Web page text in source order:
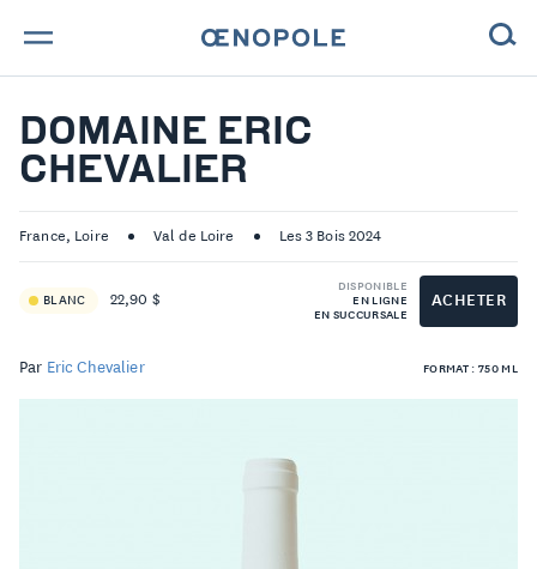
TROUVE TA BOUTEILLE !
NOS ENGAGEMENTS
MAGAZINE
NOS VINS
DOMAINE ERIC
CHEVALIER
France, Loire Val de Loire Les 3 Bois 2024
BLANC 22,90 $
DISPONIBLE
EN LIGNE
EN SUCCURSALE
ACHETER
Par Eric Chevalier FORMAT : 750 ML